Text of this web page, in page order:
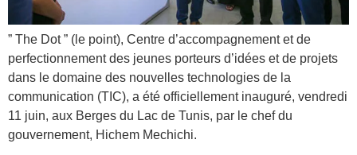
” The Dot ” (le point), Centre d’accompagnement et de
perfectionnement des jeunes porteurs d’idées et de projets
dans le domaine des nouvelles technologies de la
communication (TIC), a été officiellement inauguré, vendredi
11 juin, aux Berges du Lac de Tunis, par le chef du
gouvernement, Hichem Mechichi.